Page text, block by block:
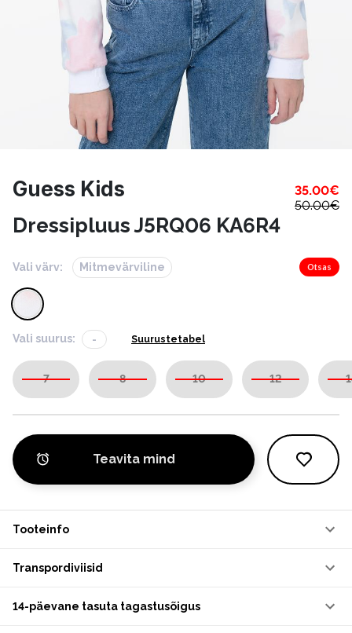
Guess Kids 35.00€
50.00€
Dressipluus J5RQ06 KA6R4
Vali värv: Mitmevärviline Otsas
Vali suurus: - Suurustetabel
7 8 10 12
Teavita mind
Tooteinfo
Transpordiviisid
14-päevane tasuta tagastusõigus